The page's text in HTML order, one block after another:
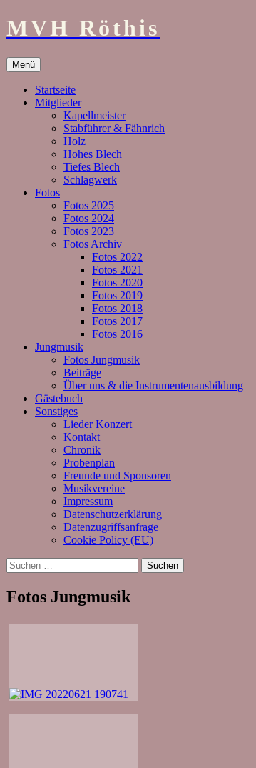
MVH Röthis
Menü
Inhalt
springen
Startseite
Mitglieder
Kapellmeister
Stabführer & Fähnrich
Holz
Hohes Blech
Tiefes Blech
Schlagwerk
Fotos
Fotos 2025
Fotos 2024
Fotos 2023
Fotos Archiv
Fotos 2022
Fotos 2021
Fotos 2020
Fotos 2019
Fotos 2018
Fotos 2017
Fotos 2016
Jungmusik
Fotos Jungmusik
Beiträge
Über uns & die Instrumentenausbildung
Gästebuch
Sonstiges
Lieder Konzert
Kontakt
Chronik
Probenplan
Freunde und Sponsoren
Musikvereine
Impressum
Datenschutzerklärung
Datenzugriffsanfrage
Cookie Policy (EU)
Suchen
nach:
Fotos Jungmusik